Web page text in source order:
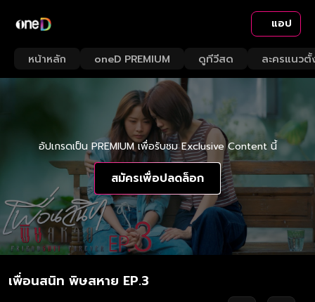
แอป
หน้าหลัก oneD PREMIUM ดูทีวีสด ละครแนวตั้
อัปเกรดเป็น PREMIUM เพื่อรับชม Exclusive Content นี้
สมัครเพื่อปลดล็อก
เพื่อนสนิท พิษสหาย EP.3